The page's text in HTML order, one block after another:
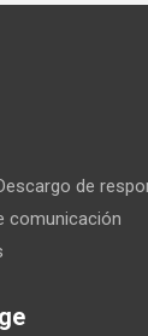
de
comunicación